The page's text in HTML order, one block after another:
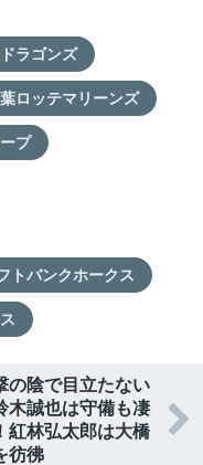
ラゴンズ
ロッテマリーンズ
プ
トバンクホークス
の陰で目立たない
木誠也は守備も凄
紅林弘太郎は大橋
彷彿
